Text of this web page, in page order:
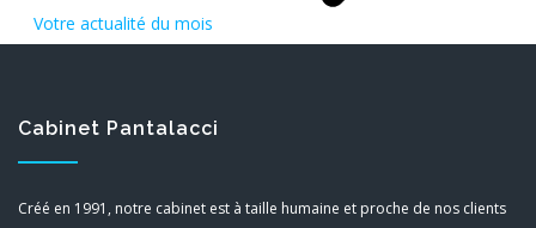
Votre actualité du mois
Cabinet Pantalacci
Créé en 1991, notre cabinet est à taille humaine et proche de nos clients